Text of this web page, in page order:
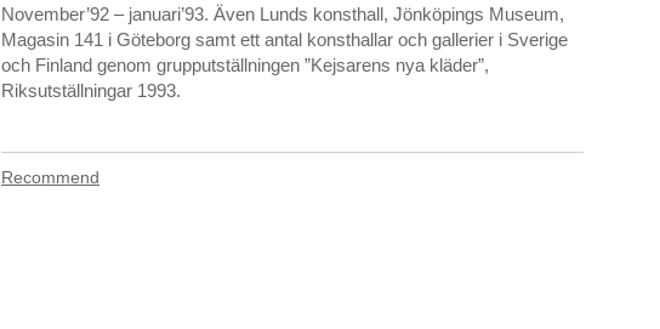
November’92 – januari’93. Även Lunds konsthall, Jönköpings Museum,
Magasin 141 i Göteborg samt ett antal konsthallar och gallerier i Sverige
och Finland genom grupputställningen ”Kejsarens nya kläder”,
Riksutställningar 1993.
Recommend